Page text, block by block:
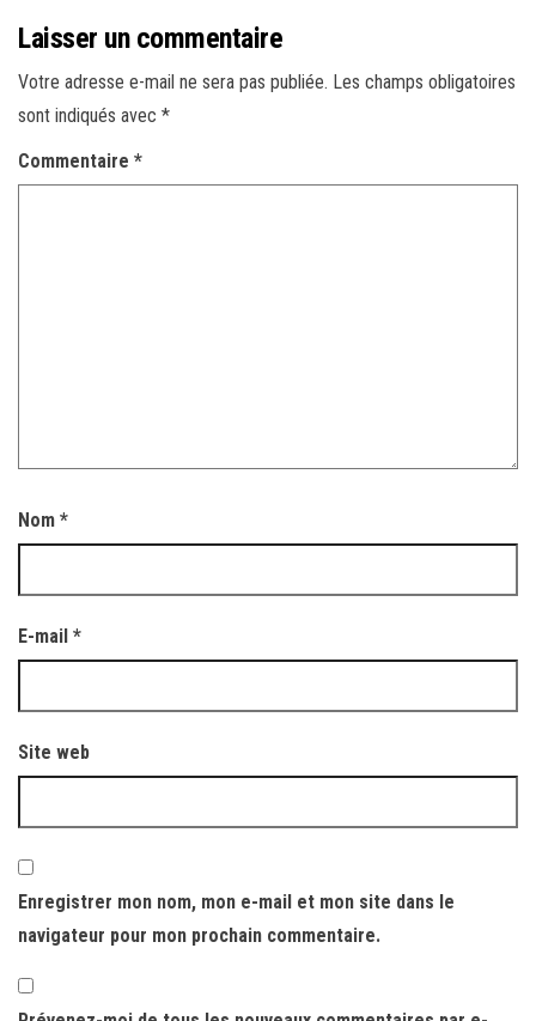
Laisser un commentaire
Votre adresse e-mail ne sera pas publiée. Les champs obligatoires
sont indiqués avec *
Commentaire *
Nom *
E-mail *
Site web
Enregistrer mon nom, mon e-mail et mon site dans le
navigateur pour mon prochain commentaire.